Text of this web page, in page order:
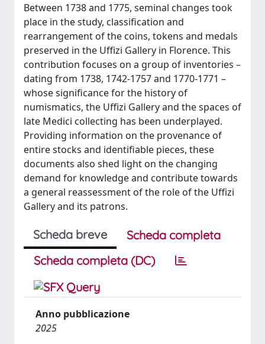
Between 1738 and 1775, seminal changes took
place in the study, classification and
rearrangement of the coins, tokens and medals
preserved in the Uffizi Gallery in Florence. This
contribution focuses on a group of inventories –
dating from 1738, 1742-1757 and 1770-1771 –
whose significance for the history of
numismatics, the Uffizi Gallery and the spaces of
late Medici collecting has been underplayed.
Providing information on the provenance of
entire stocks and identifiable pieces, these
documents also shed light on the changing
demand for knowledge and contribute towards
a general reassessment of the role of the Uffizi
Gallery and its patrons.
Scheda breve
Scheda completa
Scheda completa (DC)
Anno pubblicazione
2025